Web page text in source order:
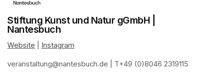
Stiftung Kunst und Natur gGmbH |
Nantesbuch
Website (opens in a new tab)
Instagram
veranstaltung@nantesbuch.de (opens in a new tab)
| T+49 (0)8046 2319115